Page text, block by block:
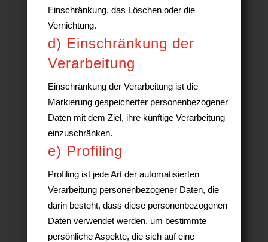
Einschränkung, das Löschen oder die
Vernichtung.
d) Einschränkung der
Verarbeitung
Einschränkung der Verarbeitung ist die
Markierung gespeicherter personenbezogener
Daten mit dem Ziel, ihre künftige Verarbeitung
einzuschränken.
e) Profiling
Profiling ist jede Art der automatisierten
Verarbeitung personenbezogener Daten, die
darin besteht, dass diese personenbezogenen
Daten verwendet werden, um bestimmte
persönliche Aspekte, die sich auf eine